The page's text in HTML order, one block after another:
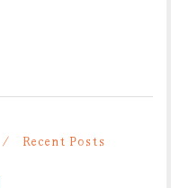
Recent Posts